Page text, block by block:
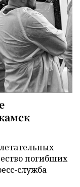
погибших
служба